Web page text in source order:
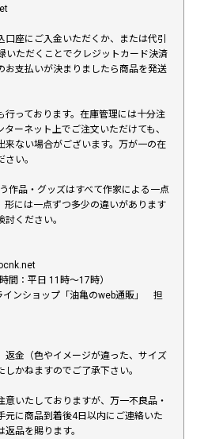
座にご入金いただくか、または代引
いただくことでクレジットカード決済
お支払いが決まりましたら商品を発送
っております。在庫管理には十分注
ーネット上でご注文いただけても、
来ない場合がございます。万が一の在
い。
作品・グッズはすべて作家による一点
形には一点ずつ多少の違いがあります
ください。
間：平日 11時〜17時）
インショップ「油亀のweb通販」 担
返金（色やイメージが違った、サイズ
かねますのでご了承下さい。
いたしておりますが、万一不良品・
元に商品到着後4日以内にご連絡いた
品を賜ります。